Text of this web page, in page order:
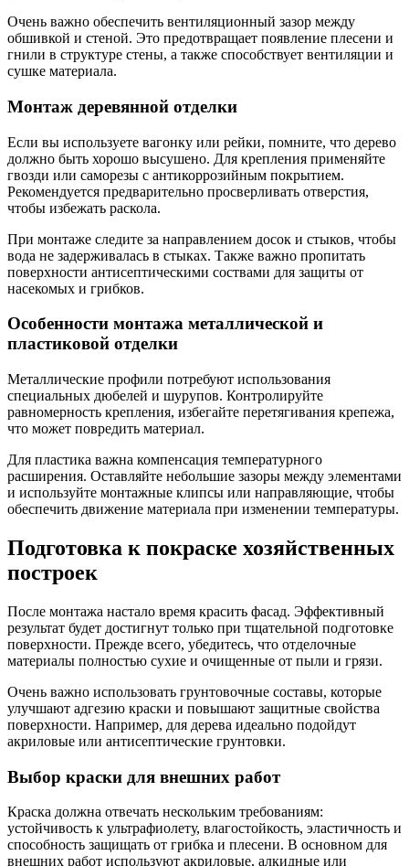
Очень важно обеспечить вентиляционный зазор между
обшивкой и стеной. Это предотвращает появление плесени и
гнили в структуре стены, а также способствует вентиляции и
сушке материала.
Монтаж деревянной отделки
Если вы используете вагонку или рейки, помните, что дерево
должно быть хорошо высушено. Для крепления применяйте
гвозди или саморезы с антикоррозийным покрытием.
Рекомендуется предварительно просверливать отверстия,
чтобы избежать раскола.
При монтаже следите за направлением досок и стыков, чтобы
вода не задерживалась в стыках. Также важно пропитать
поверхности антисептическими соствами для защиты от
насекомых и грибков.
Особенности монтажа металлической и
пластиковой отделки
Металлические профили потребуют использования
специальных дюбелей и шурупов. Контролируйте
равномерность крепления, избегайте перетягивания крепежа,
что может повредить материал.
Для пластика важна компенсация температурного
расширения. Оставляйте небольшие зазоры между элементами
и используйте монтажные клипсы или направляющие, чтобы
обеспечить движение материала при изменении температуры.
Подготовка к покраске хозяйственных
построек
После монтажа настало время красить фасад. Эффективный
результат будет достигнут только при тщательной подготовке
поверхности. Прежде всего, убедитесь, что отделочные
материалы полностью сухие и очищенные от пыли и грязи.
Очень важно использовать грунтовочные составы, которые
улучшают адгезию краски и повышают защитные свойства
поверхности. Например, для дерева идеально подойдут
акриловые или антисептические грунтовки.
Выбор краски для внешних работ
Краска должна отвечать нескольким требованиям:
устойчивость к ультрафиолету, влагостойкость, эластичность и
способность защищать от грибка и плесени. В основном для
внешних работ используют акриловые, алкидные или